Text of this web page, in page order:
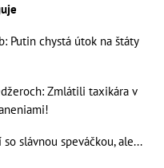
Putin chystá útok na štáty
Zmlátili taxikára v
slávnou speváčkou, ale...